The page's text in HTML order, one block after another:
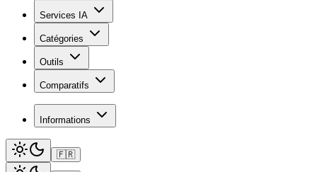
Services IA
Catégories
Outils
Comparatifs
Informations
🇫🇷